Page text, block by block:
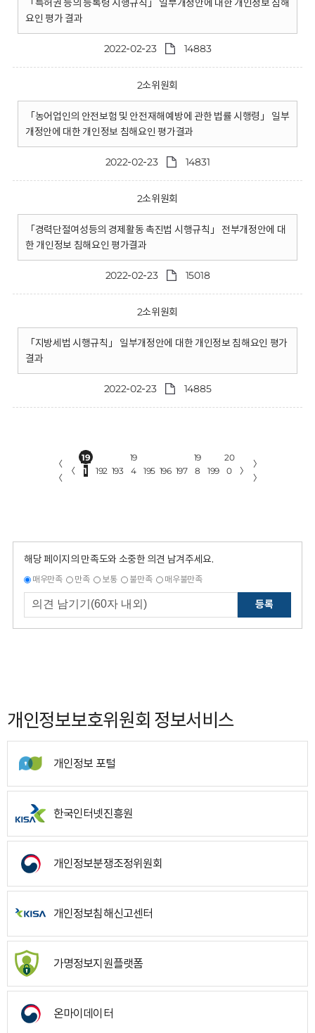
「특허권 등의 등록령 시행규칙」 일부개정안에 대한 개인정보 침해
요인 평가 결과
2022-02-23 14883
2소위원회
「농어업인의 안전보험 및 안전재해예방에 관한 법률 시행령」 일부
개정안에 대한 개인정보 침해요인 평가결과
2022-02-23 14831
2소위원회
「경력단절여성등의 경제활동 촉진법 시행규칙」 전부개정안에 대
한 개인정보 침해요인 평가결과
2022-02-23 15018
2소위원회
「지방세법 시행규칙」 일부개정안에 대한 개인정보 침해요인 평가
결과
2022-02-23 14885
〈
〈
〈
19
1
192 193
19
4
195 196 197
19
8
199
20
0
〉
〉
〉
해당 페이지의 만족도와 소중한 의견 남겨주세요.
매우만족 만족 보통 불만족 매우불만족
등록
개인정보보호위원회 정보서비스
개인정보 포털
한국인터넷진흥원
개인정보분쟁조정위원회
개인정보침해신고센터
가명정보지원플랫폼
온마이데이터